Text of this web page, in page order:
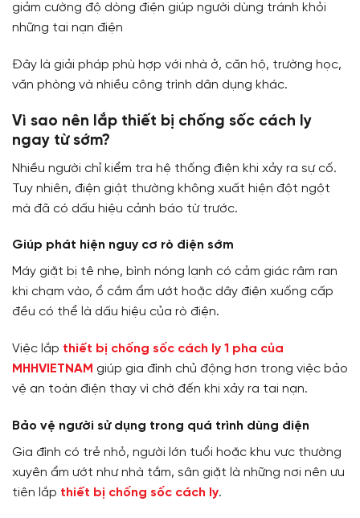
giảm cường độ dòng điện giúp người dùng tránh khỏi
những tai nạn điện
Đây là giải pháp phù hợp với nhà ở, căn hộ, trường học,
văn phòng và nhiều công trình dân dụng khác.
Vì sao nên lắp thiết bị chống sốc cách ly
ngay từ sớm?
Nhiều người chỉ kiểm tra hệ thống điện khi xảy ra sự cố.
Tuy nhiên, điện giật thường không xuất hiện đột ngột
mà đã có dấu hiệu cảnh báo từ trước.
Giúp phát hiện nguy cơ rò điện sớm
Máy giặt bị tê nhẹ, bình nóng lạnh có cảm giác râm ran
khi chạm vào, ổ cắm ẩm ướt hoặc dây điện xuống cấp
đều có thể là dấu hiệu của rò điện.
Việc lắp thiết bị chống sốc cách ly 1 pha của
MHHVIETNAM giúp gia đình chủ động hơn trong việc bảo
vệ an toàn điện thay vì chờ đến khi xảy ra tai nạn.
Bảo vệ người sử dụng trong quá trình dùng điện
Gia đình có trẻ nhỏ, người lớn tuổi hoặc khu vực thường
xuyên ẩm ướt như nhà tắm, sân giặt là những nơi nên ưu
tiên lắp thiết bị chống sốc cách ly.